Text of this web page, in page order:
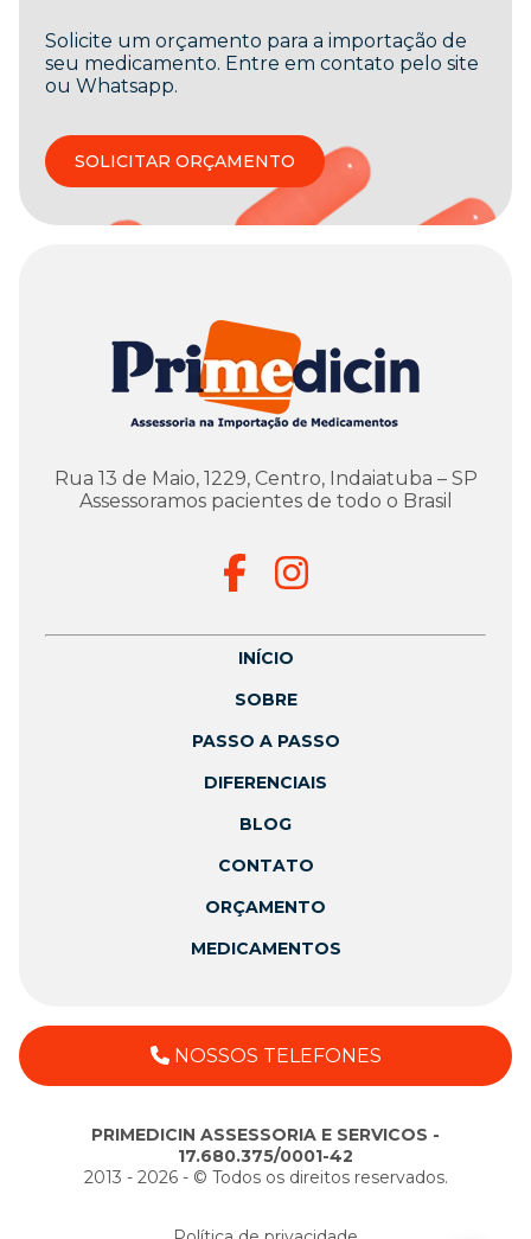
Solicite um orçamento para a importação de
seu medicamento. Entre em contato pelo site
ou Whatsapp.
SOLICITAR ORÇAMENTO
Rua 13 de Maio, 1229, Centro, Indaiatuba – SP
Assessoramos pacientes de todo o Brasil
INÍCIO
SOBRE
PASSO A PASSO
DIFERENCIAIS
BLOG
CONTATO
ORÇAMENTO
MEDICAMENTOS
NOSSOS TELEFONES
PRIMEDICIN ASSESSORIA E SERVICOS -
17.680.375/0001-42
2013 - 2026 - ©️ Todos os direitos reservados.